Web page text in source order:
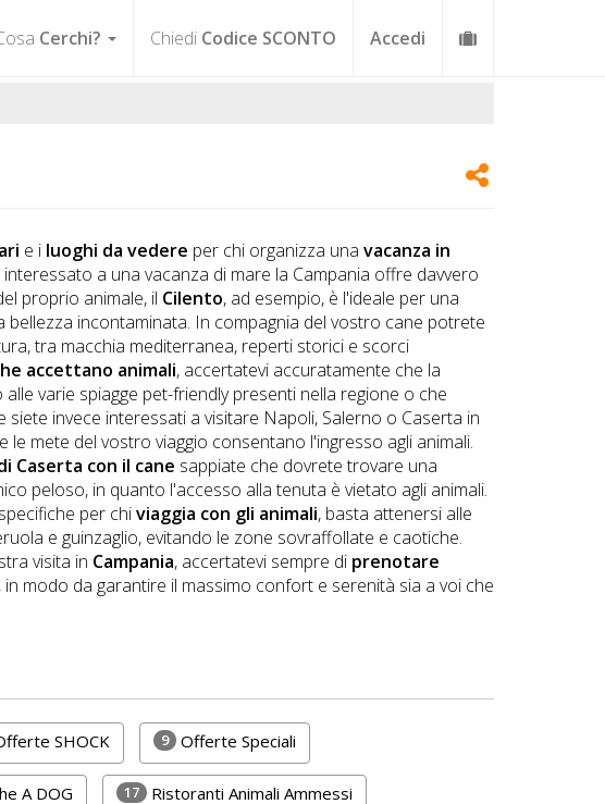
Cerchi? Chiedi Codice SCONTO Accedi
e i luoghi da vedere per chi organizza una vacanza in
interessato a una vacanza di mare la Campania offre davvero
proprio animale, il Cilento, ad esempio, è l'ideale per una
incontaminata. In compagnia del vostro cane potrete
tra macchia mediterranea, reperti storici e scorci
accettano animali, accertatevi accuratamente che la
varie spiagge pet-friendly presenti nella regione o che
siete invece interessati a visitare Napoli, Salerno o Caserta in
mete del vostro viaggio consentano l'ingresso agli animali.
Caserta con il cane sappiate che dovrete trovare una
peloso, in quanto l'accesso alla tenuta è vietato agli animali.
per chiviaggia con gli animali, basta attenersi alle
e guinzaglio, evitando le zone sovraffollate e caotiche.
visita in Campania, accertatevi sempre di prenotare
, in modo da garantire il massimo confort e serenità sia a voi che
SHOCK 9 Offerte Speciali
A DOG 17 Ristoranti Animali Ammessi